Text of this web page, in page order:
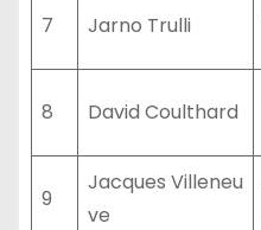
7 Jarno Trulli
8 David Coulthard
9
Jacques Villeneu
ve